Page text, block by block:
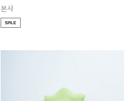
본사